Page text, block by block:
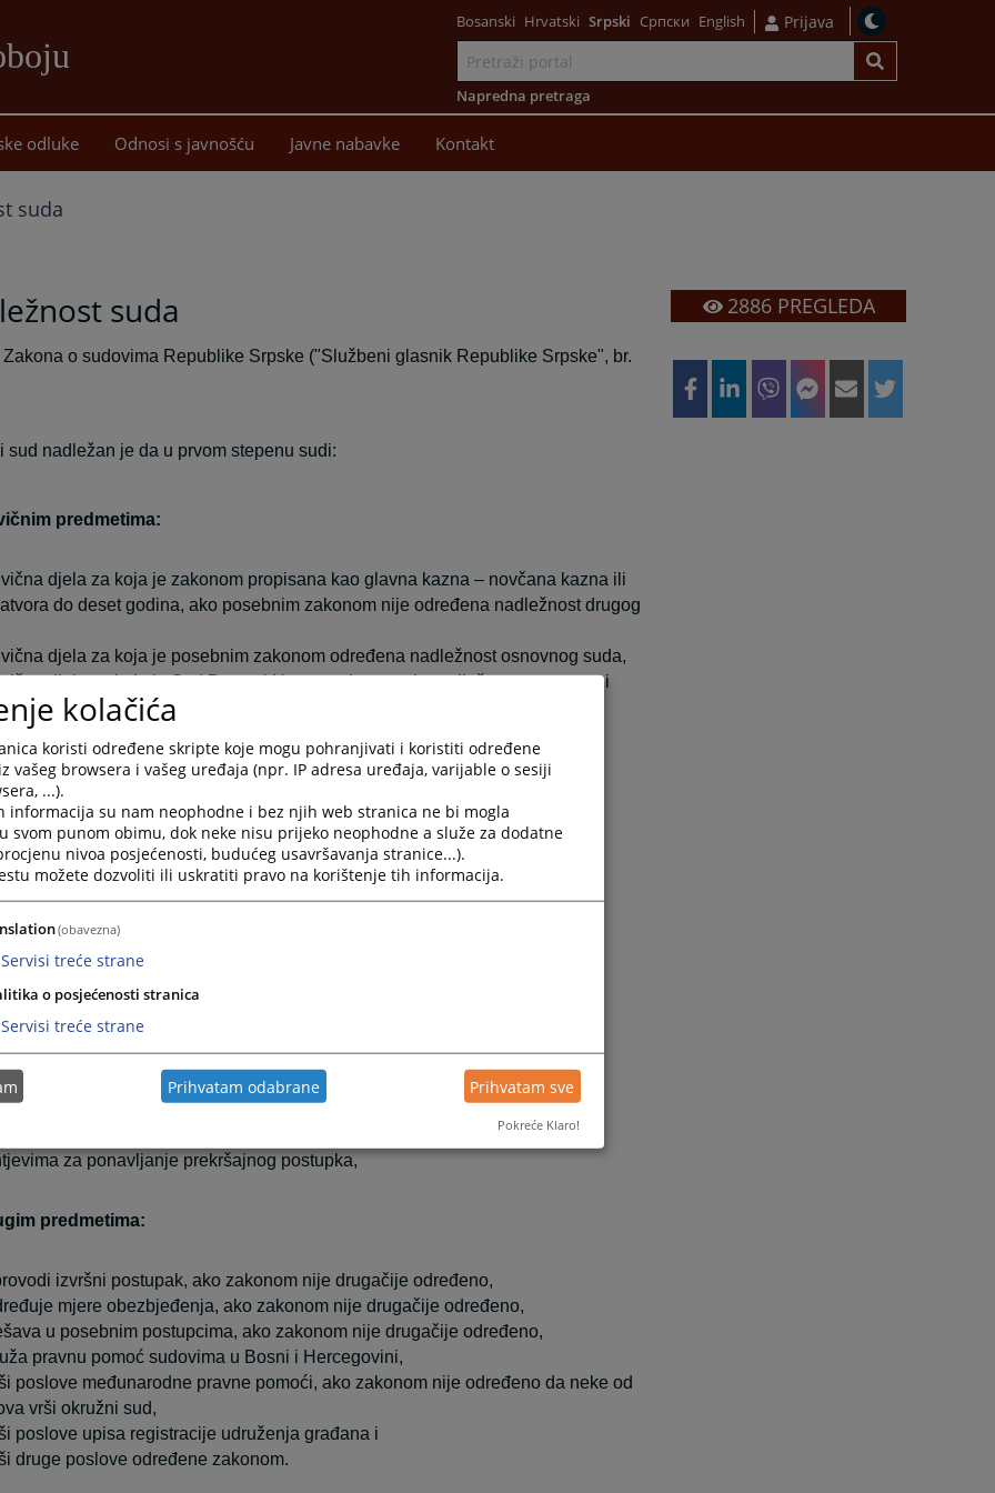
sadržaj
Bosanski Hrvatski Srpski Српски English Prijava
Napredna pretraga
odluke Odnosi s javnošću Javne nabavke Kontakt
suda
suda
Zakona o sudovima Republike Srpske ("Službeni glasnik Republike Srpske", br.
sud nadležan je da u prvom stepenu sudi:
predmetima:
djela za koja je zakonom propisana kao glavna kazna – novčana kazna ili
do deset godina, ako posebnim zakonom nije određena nadležnost drugog
djela za koja je posebnim zakonom određena nadležnost osnovnog suda,
djela za koja je Sud Bosne i Hercegovine prenio nadležnost na osnovni
koji krivični postupak protiv maloljetnika,
tokom istrage i nakon podizanja optužnice u skladu sa zakonom,
o vanrednim pravnim lijekovima kada je to zakonom previđeno,
o brisanju osude i prestanku mjera bezbjednosti i pravnih posljedica
osnovu sudske odluke,
po molbama za pomilovanje u skladu sa zakonom,
predmetima:
građanskim sporovima,
postupku,
predmetima:
za ponavljanje prekršajnog postupka,
predmetima:
izvršni postupak, ako zakonom nije drugačije određeno,
mjere obezbjeđenja, ako zakonom nije drugačije određeno,
u posebnim postupcima, ako zakonom nije drugačije određeno,
pravnu pomoć sudovima u Bosni i Hercegovini,
poslove međunarodne pravne pomoći, ako zakonom nije određeno da neke od
vrši okružni sud,
poslove upisa registracije udruženja građana i
druge poslove određene zakonom.
2886PREGLEDA
kolačića
koristi određene skripte koje mogu pohranjivati i koristiti određene
vašeg browsera i vašeg uređaja (npr. IP adresa uređaja, varijable o sesiji
...).
informacija su nam neophodne i bez njih web stranica ne bi mogla
svom punom obimu, dok neke nisu prijeko neophodne a služe za dodatne
nivoa posjećenosti, budućeg usavršavanja stranice...).
možete dozvoliti ili uskratiti pravo na korištenje tih informacija.
(obavezna)
Servisi treće strane
o posjećenosti stranica
Servisi treće strane
Prihvatam odabrane Prihvatam sve
Pokreće Klaro!